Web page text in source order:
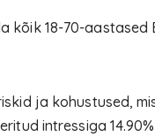
kõik 18-70-
ja kohustused,
intressiga